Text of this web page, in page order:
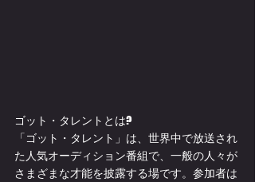
ゴット・タレントとは?
「ゴット・タレント」は、世界中で放送され
た人気オーディション番組で、一般の人々が
さまざまな才能を披露する場です。参加者は